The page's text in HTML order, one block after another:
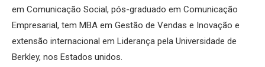
em Comunicação Social, pós-graduado em Comunicação
Empresarial, tem MBA em Gestão de Vendas e Inovação e
extensão internacional em Liderança pela Universidade de
Berkley, nos Estados unidos.